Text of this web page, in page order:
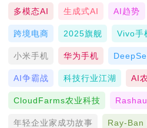
多模态AI 生成式AI AI趋势
跨境电商 2025旗舰 Vivo手
小米手机 华为手机
AI争霸战 科技行业江湖 AI
CloudFarms农业科技
年轻企业家成功故事 Ray-Ban